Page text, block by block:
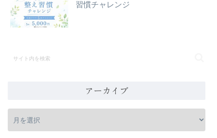
習慣チャレンジ
アーカイブ